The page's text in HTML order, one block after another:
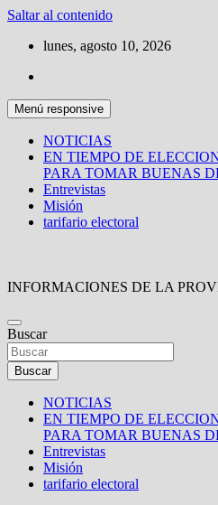
Saltar al contenido
lunes, agosto 10, 2026
Menú responsive
NOTICIAS
EN TIEMPO DE
PARA TOMAR BUENAS
Entrevistas
Misión
tarifario electoral
INFORMACIONES DE LA
Buscar
Buscar
NOTICIAS
EN TIEMPO DE
PARA TOMAR BUENAS
Entrevistas
Misión
tarifario electoral